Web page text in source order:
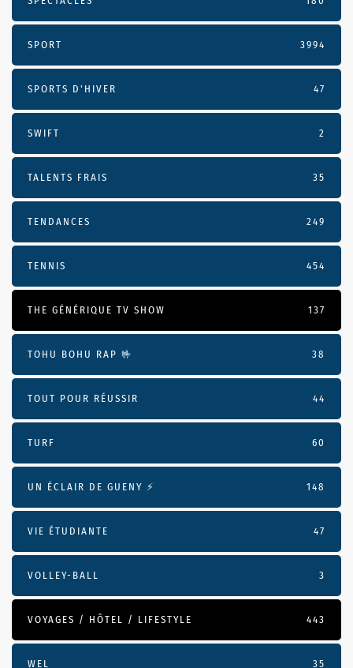
SPORT 3994
SPORTS D'HIVER 47
SWIFT 2
TALENTS FRAIS 35
TENDANCES 249
TENNIS 454
THE GÉNÉRIQUE TV SHOW 137
TOHU BOHU RAP 🤟 38
TOUT POUR RÉUSSIR 44
TURF 60
UN ÉCLAIR DE GUENY ⚡️ 148
VIE ÉTUDIANTE 47
VOLLEY-BALL 3
VOYAGES / HÔTEL / LIFESTYLE 443
WEL 35